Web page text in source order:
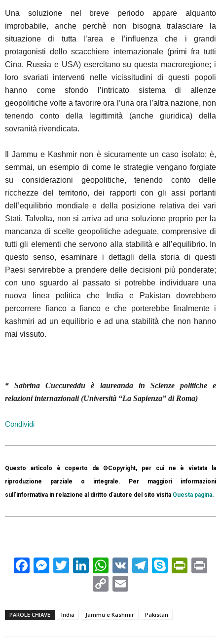
Una soluzione nel breve periodo appare alquanto
improbabile, anche perchè non bisogna tralasciare la
situazione di tutta l’area e l’influenza che i grandi
protagonisti dello scacchiere internazionale (primi fra tutti
Cina, Russia e USA) esercitano su questa macroregione; i
loro svariati interventi nelle vicissitudini di questi popoli
hanno come sfondo l’intricato sistema di allenze
geopolitiche volte a favorire ora l’una ora l’altra nazione, non
tenendo conto della legittimità (anche giuridica) della
sovranità rivendicata.
Il Jammu e Kashmir non è sicuramente un caso isolato; è,
semmai, un esempio di come le strategie vengano forgiate
su considerazioni geopolitiche, tenendo conto delle
ricchezze del territorio, dei rapporti con gli assi portanti
dell’equilibrio mondiale e della posizione relativa dei vari
Stati. Talvolta, non si arriva ad una soluzione proprio per la
mancanza di scelte geopolitiche adeguate, comprensive di
tutti gli elementi che servono alla stabilità e all’equilibrio. In
questo senso, esaminare i dettagli della storia di questi
Paesi servirebbe a prendere delle decisioni più ponderate;
con uno sguardo al passato si potrebbe individuare una
nuova linea politica che India e Pakistan dovrebbero
percorrere fianco a fianco e che porterebbe finalmente i
kashmiri ad un equilibrio e ad una stabilità che non hanno
mai vissuto.
* Sabrina Cuccureddu è laureanda in Scienze politiche e
relazioni internazionali (Università “La Sapienza” di Roma)
Condividi
Questo articolo è coperto da ©Copyright, per cui ne è vietata la
riproduzione parziale o integrale. Per maggiori informazioni
sull'informativa in relazione al diritto d'autore del sito visita Questa pagina.
Facebook
Messenger
TwitterLinkedIn
WhatsApp
VK Telegram
Skype
Copy
PAROLE CHIAVE India Jammu e Kashmir Pakistan